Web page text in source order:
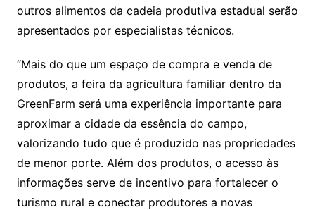
outros alimentos da cadeia produtiva estadual serão
apresentados por especialistas técnicos.
“Mais do que um espaço de compra e venda de
produtos, a feira da agricultura familiar dentro da
GreenFarm será uma experiência importante para
aproximar a cidade da essência do campo,
valorizando tudo que é produzido nas propriedades
de menor porte. Além dos produtos, o acesso às
informações serve de incentivo para fortalecer o
turismo rural e conectar produtores a novas